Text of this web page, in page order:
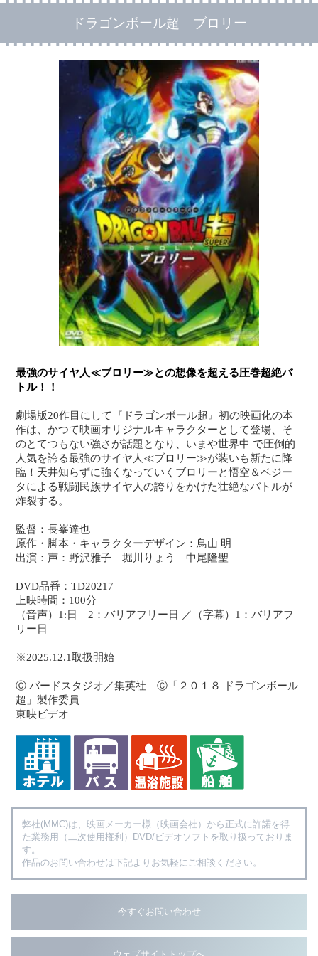
ドラゴンボール超 ブロリー
最強のサイヤ人≪ブロリー≫との想像を超える圧巻超絶バ
トル！！
劇場版20作目にして『ドラゴンボール超』初の映画化の本
作は、かつて映画オリジナルキャラクターとして登場、そ
のとてつもない強さが話題となり、いまや世界中 で圧倒的
人気を誇る最強のサイヤ人≪ブロリー≫が装いも新たに降
臨！天井知らずに強くなっていくブロリーと悟空＆ベジー
タによる戦闘民族サイヤ人の誇りをかけた壮絶なバトルが
炸裂する。
監督：長峯達也
原作・脚本・キャラクターデザイン：鳥山 明
出演：声：野沢雅子 堀川りょう 中尾隆聖
DVD品番：TD20217
上映時間：100分
（音声）1:日 2：バリアフリー日 ／（字幕）1：バリアフ
リー日
※2025.12.1取扱開始
Ⓒ バードスタジオ／集英社 Ⓒ「２０１８ ドラゴンボール
超」製作委員
東映ビデオ
弊社(MMC)は、映画メーカー様（映画会社）から正式に許諾を得
た業務用（二次使用権利）DVD/ビデオソフトを取り扱っておりま
す。
作品のお問い合わせは下記よりお気軽にご相談ください。
今すぐお問い合わせ